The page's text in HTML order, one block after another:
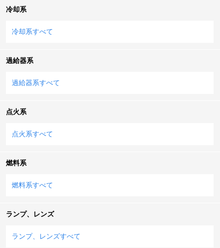
冷却系
冷却系すべて
過給器系
過給器系すべて
点火系
点火系すべて
燃料系
燃料系すべて
ランプ、レンズ
ランプ、レンズすべて